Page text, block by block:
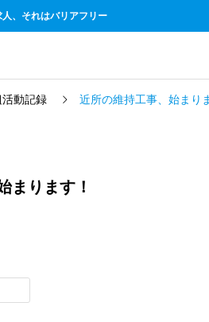
、それはバリアフリー
動記録 近所の維持工事、始まり
まります！